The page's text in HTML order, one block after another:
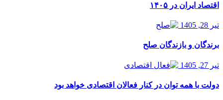
اقتصاد ایران در ۱۴۰۵
تیر 28, 1405
برندگان و بازندگان صلح
تیر 27, 1405
دولت با همه توان در کنار فعالان اقتصادی خواهد بود